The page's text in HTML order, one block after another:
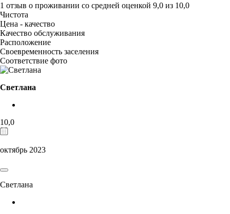
1 отзыв о проживании со средней оценкой 9,0 из 10,0
Чистота
Цена - качество
Качество обслуживания
Расположение
Своевременность заселения
Соответствие фото
Светлана
10,0
октябрь 2023
Светлана